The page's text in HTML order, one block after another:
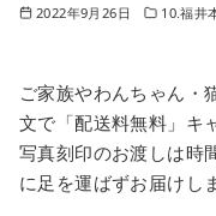
2022年9月26日 10.福井
ご家族やわんちゃん・
文で「配送料無料」キ
写真刻印のお渡しは時
に足を運ばずお届けし